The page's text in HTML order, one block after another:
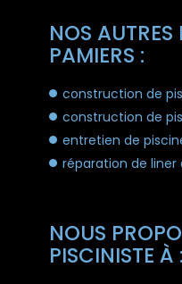
NOS AUTRES
PAMIERS :
construction de
construction de
entretien de
réparation de liner
NOUS
PISCINISTE À :